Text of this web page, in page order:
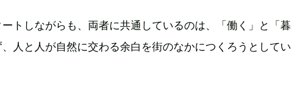
トしながらも、両者に共通しているのは、「働く」と「暮
人と人が自然に交わる余白を街のなかにつくろうとしてい